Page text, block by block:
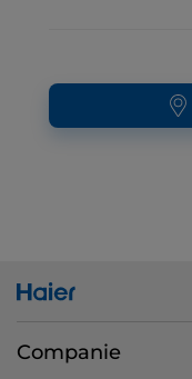
Companie